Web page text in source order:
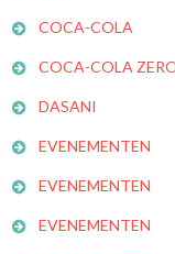
COCA-COLA
COCA-COLA
DASANI
EVENEMENTEN
EVENEMENTEN
EVENEMENTEN